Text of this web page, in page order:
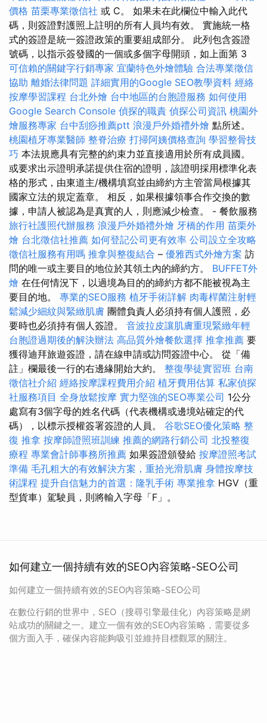
價格 苗栗專業徵信社 或 C。 如果未在此欄位中輸入此代
碼，則簽證對護照上註明的所有人員均有效。 實施統一格
式的簽證是統一簽證政策的重要組成部分。 此列包含簽證
號碼，以指示簽發國的一個或多個字母開頭，如上面第 3
可信賴的關鍵字行銷專家 宜蘭特色外燴體驗 合法專業徵信
協助 離婚法律問題 詳細實用的Google SEO教學資料 經絡
按摩學習課程 台北外燴 台中地區的台胞證服務 如何使用
Google Search Console 偵探的職責 偵探公司資訊 桃園外
燴服務專家 台中刮痧推薦ptt 浪漫戶外婚禮外燴 點所述。
桃園植牙專業醫師 整脊治療 打掃阿姨價格查詢 學習整骨技
巧 本法規應具有完整的約束力並直接適用於所有成員國。
或要求出示證明承諾提供住宿的證明，該證明採用標準化表
格的形式，由東道主/機構填寫並由締約方主管當局根據其
國家立法的規定蓋章。 相反，如果根據領事合作交換的數
據，申請人被認為是真實的人，則應減少檢查。 - 餐飲服務
旅行社護照代辦服務 浪漫戶外婚禮外燴 牙橋的作用 苗栗外
燴 台北徵信社推薦 如何登記公司更有效率 公司設立全攻略
徵信社服務有用嗎 推拿與整復結合 – 優雅西式外燴方案 訪
問的唯一或主要目的地位於其領土內的締約方。 BUFFET外
燴 在任何情況下，以過境為目的的締約方都不能被視為主
要目的地。 專業的SEO服務 植牙手術詳解 肉毒桿菌注射輕
鬆減少細紋與緊緻肌膚 團體負責人必須持有個人護照，必
要時也必須持有個人簽證。 音波拉皮讓肌膚重現緊緻年輕
台胞證過期後的解決辦法 高品質外燴餐飲選擇 推拿推薦 要
獲得迪拜旅遊簽證，請在線申請或訪問簽證中心。 從「備
註」欄最後一行的右邊緣開始大約。 整復學徒實習班 台南
徵信社介紹 經絡按摩課程費用介紹 植牙費用估算 私家偵探
社服務項目 全身放鬆按摩 實力堅強的SEO專業公司 1公分
處寫有3個字母的姓名代碼（代表機構或邊境站確定的代
碼），以標示授權簽署簽證的人員。 谷歌SEO優化策略 整
復 推拿 按摩師證照班訓練 推薦的網路行銷公司 北投整復
療程 專業會計師事務所推薦 如果簽證頒發給 按摩證照考試
準備 毛孔粗大的有效解決方案，重拾光滑肌膚 身體按摩技
術課程 提升自信魅力的首選：隆乳手術 專業推拿 HGV（重
型貨車）駕駛員，則將輸入字母「F」。
如何建立一個持續有效的SEO內容策略-SEO公司
如何建立一個持續有效的SEO內容策略-SEO公司
在數位行銷的世界中，SEO（搜尋引擎最佳化）內容策略是網
站成功的關鍵之一。建立一個有效的SEO內容策略，需要從多
個方面入手，確保內容能夠吸引並維持目標觀眾的關注。